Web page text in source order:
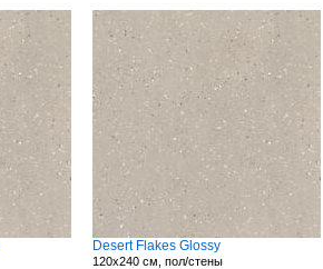
Desert Flakes Glossy
120x240 см, пол/стены